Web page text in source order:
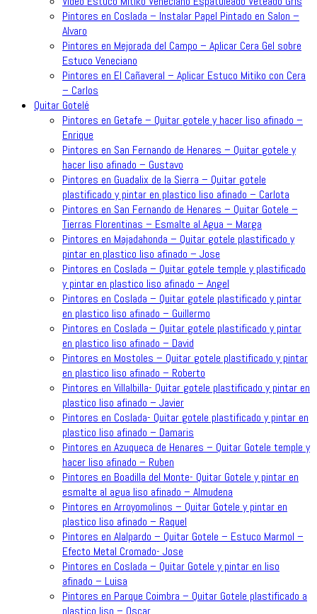
Pintores en Coslada – Instalar Papel Pintado en Salon –
Alvaro
Pintores en Mejorada del Campo – Aplicar Cera Gel sobre
Estuco Veneciano
Pintores en El Cañaveral – Aplicar Estuco Mitiko con Cera
– Carlos
Quitar Gotelé
Pintores en Getafe – Quitar gotele y hacer liso afinado –
Enrique
Pintores en San Fernando de Henares – Quitar gotele y
hacer liso afinado – Gustavo
Pintores en Guadalix de la Sierra – Quitar gotele
plastificado y pintar en plastico liso afinado – Carlota
Pintores en San Fernando de Henares – Quitar Gotele –
Tierras Florentinas – Esmalte al Agua – Marga
Pintores en Majadahonda – Quitar gotele plastificado y
pintar en plastico liso afinado – Jose
Pintores en Coslada – Quitar gotele temple y plastificado
y pintar en plastico liso afinado – Angel
Pintores en Coslada – Quitar gotele plastificado y pintar
en plastico liso afinado – Guillermo
Pintores en Coslada – Quitar gotele plastificado y pintar
en plastico liso afinado – David
Pintores en Mostoles – Quitar gotele plastificado y pintar
en plastico liso afinado – Roberto
Pintores en Villalbilla- Quitar gotele plastificado y pintar en
plastico liso afinado – Javier
Pintores en Coslada- Quitar gotele plastificado y pintar en
plastico liso afinado – Damaris
Pintores en Azuqueca de Henares – Quitar Gotele temple y
hacer liso afinado – Ruben
Pintores en Boadilla del Monte- Quitar Gotele y pintar en
esmalte al agua liso afinado – Almudena
Pintores en Arroyomolinos – Quitar Gotele y pintar en
plastico liso afinado – Raquel
Pintores en Alalpardo – Quitar Gotele – Estuco Marmol –
Efecto Metal Cromado- Jose
Pintores en Coslada – Quitar Gotele y pintar en liso
afinado – Luisa
Pintores en Parque Coimbra – Quitar Gotele plastificado a
plastico liso – Oscar